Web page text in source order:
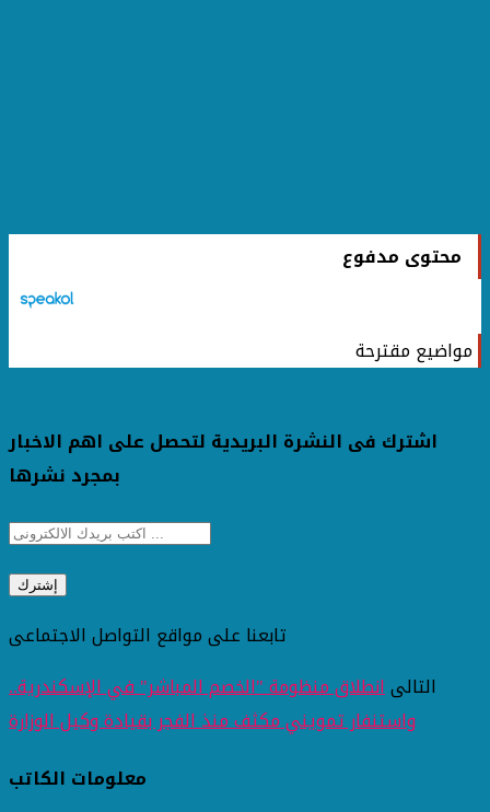
محتوى مدفوع
مواضيع مقترحة
اشترك فى النشرة البريدية لتحصل على اهم الاخبار
بمجرد نشرها
تابعنا على مواقع التواصل الاجتماعى
التالىانطلاق منظومة "الخصم المباشر" في الإسكندرية..
واستنفار تمويني مكثف منذ الفجر بقيادة وكيل الوزارة
معلومات الكاتب